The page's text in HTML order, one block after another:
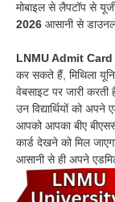
मोबाइल से लैपटॉप से
2026 आसानी से
LNMU Admit Card
कर सकते हैं, मिथिला
वेबसाइट पर जारी करती
उन विद्यार्थियों को
आपको आपका बीए
कार्ड देखने को मिल
आसानी से ही अपने